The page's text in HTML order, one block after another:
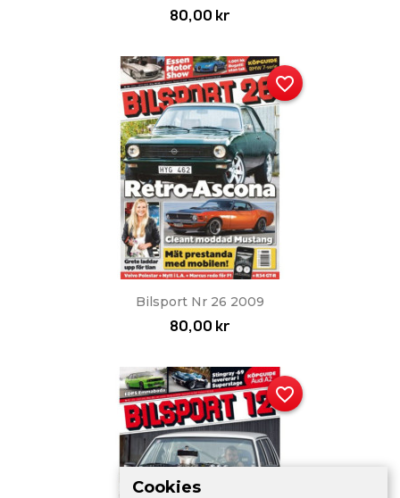
80,00 kr
Bilsport Nr 26 2009
80,00 kr
favorite_border
favorite_border
Cookies